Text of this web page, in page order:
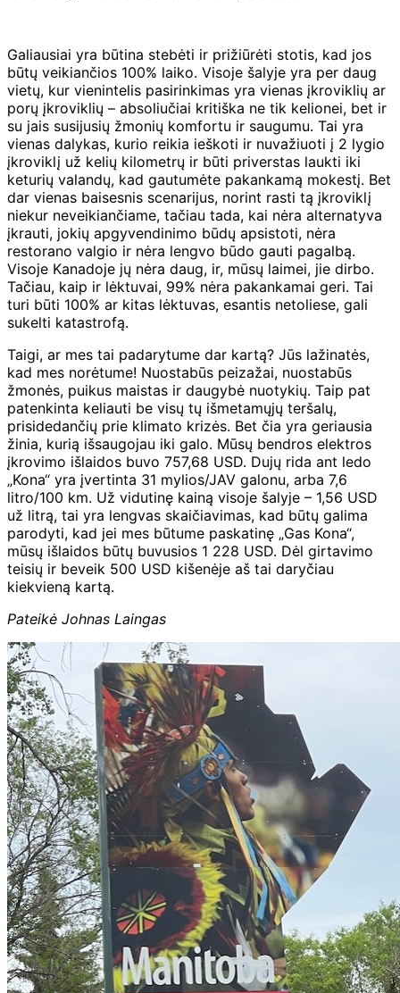
Galiausiai yra būtina stebėti ir prižiūrėti stotis, kad jos
būtų veikiančios 100% laiko. Visoje šalyje yra per daug
vietų, kur vienintelis pasirinkimas yra vienas įkroviklių ar
porų įkroviklių – absoliučiai kritiška ne tik kelionei, bet ir
su jais susijusių žmonių komfortu ir saugumu. Tai yra
vienas dalykas, kurio reikia ieškoti ir nuvažiuoti į 2 lygio
įkroviklį už kelių kilometrų ir būti priverstas laukti iki
keturių valandų, kad gautumėte pakankamą mokestį. Bet
dar vienas baisesnis scenarijus, norint rasti tą įkroviklį
niekur neveikiančiame, tačiau tada, kai nėra alternatyva
įkrauti, jokių apgyvendinimo būdų apsistoti, nėra
restorano valgio ir nėra lengvo būdo gauti pagalbą.
Visoje Kanadoje jų nėra daug, ir, mūsų laimei, jie dirbo.
Tačiau, kaip ir lėktuvai, 99% nėra pakankamai geri. Tai
turi būti 100% ar kitas lėktuvas, esantis netoliese, gali
sukelti katastrofą.
Taigi, ar mes tai padarytume dar kartą? Jūs lažinatės,
kad mes norėtume! Nuostabūs peizažai, nuostabūs
žmonės, puikus maistas ir daugybė nuotykių. Taip pat
patenkinta keliauti be visų tų išmetamųjų teršalų,
prisidedančių prie klimato krizės. Bet čia yra geriausia
žinia, kurią išsaugojau iki galo. Mūsų bendros elektros
įkrovimo išlaidos buvo 757,68 USD. Dujų rida ant ledo
„Kona“ yra įvertinta 31 mylios/JAV galonu, arba 7,6
litro/100 km. Už vidutinę kainą visoje šalyje – 1,56 USD
už litrą, tai yra lengvas skaičiavimas, kad būtų galima
parodyti, kad jei mes būtume paskatinę „Gas Kona“,
mūsų išlaidos būtų buvusios 1 228 USD. Dėl girtavimo
teisių ir beveik 500 USD kišenėje aš tai daryčiau
kiekvieną kartą.
Pateikė Johnas Laingas